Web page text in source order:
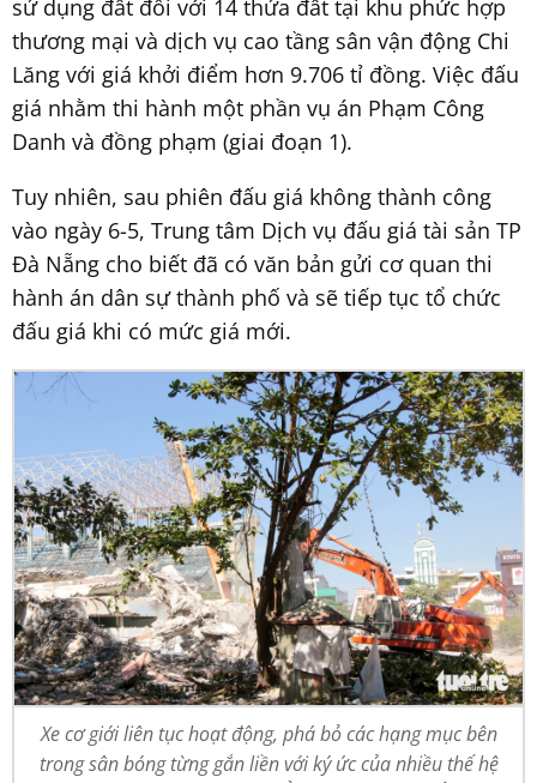
sử dụng đất đối với 14 thửa đất tại khu phức hợp
thương mại và dịch vụ cao tầng sân vận động Chi
Lăng với giá khởi điểm hơn 9.706 tỉ đồng. Việc đấu
giá nhằm thi hành một phần vụ án Phạm Công
Danh và đồng phạm (giai đoạn 1).
Tuy nhiên, sau phiên đấu giá không thành công
vào ngày 6-5, Trung tâm Dịch vụ đấu giá tài sản TP
Đà Nẵng cho biết đã có văn bản gửi cơ quan thi
hành án dân sự thành phố và sẽ tiếp tục tổ chức
đấu giá khi có mức giá mới.
Xe cơ giới liên tục hoạt động, phá bỏ các hạng mục bên
trong sân bóng từng gắn liền với ký ức của nhiều thế hệ